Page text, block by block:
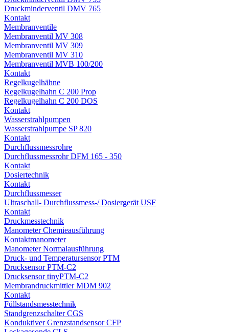
Druckminderventil DMV 765
Kontakt
Membranventile
Membranventil MV 308
Membranventil MV 309
Membranventil MV 310
Membranventil MVB 100/200
Kontakt
Regelkugelhähne
Regelkugelhahn C 200 Prop
Regelkugelhahn C 200 DOS
Kontakt
Wasserstrahlpumpen
Wasserstrahlpumpe SP 820
Kontakt
Durchflussmessrohre
Durchflussmessrohr DFM 165 - 350
Kontakt
Dosiertechnik
Kontakt
Durchflussmesser
Ultraschall- Durchflussmess-/ Dosiergerät USF
Kontakt
Druckmesstechnik
Manometer Chemieausführung
Kontaktmanometer
Manometer Normalausführung
Druck- und Temperatursensor PTM
Drucksensor PTM-C2
Drucksensor tinyPTM-C2
Membrandruckmittler MDM 902
Kontakt
Füllstandsmesstechnik
Standgrenzschalter CGS
Konduktiver Grenzstandsensor CFP